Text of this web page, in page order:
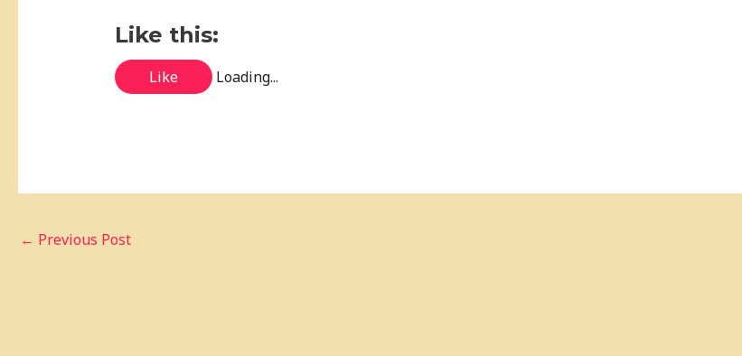
Like this:
Like Loading...
← Previous Post